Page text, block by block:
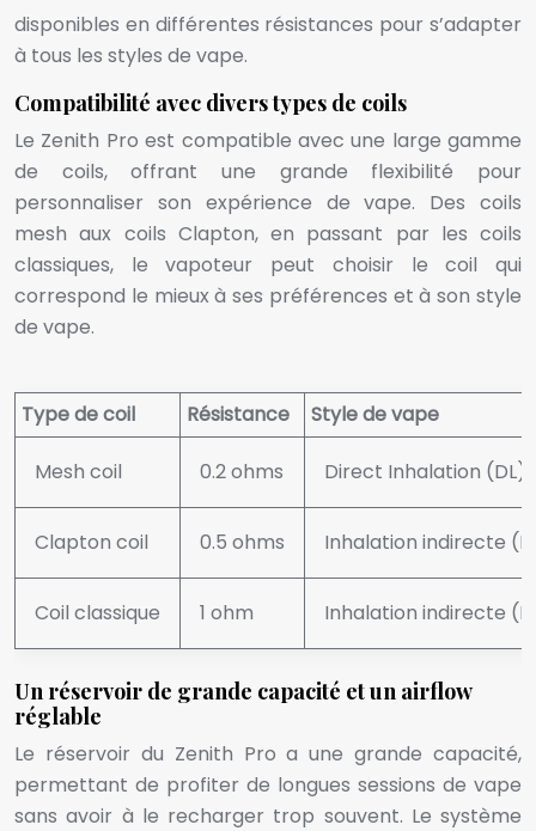
disponibles en différentes résistances pour s’adapter
à tous les styles de vape.
Compatibilité avec divers types de coils
Le Zenith Pro est compatible avec une large gamme
de coils, offrant une grande flexibilité pour
personnaliser son expérience de vape. Des coils
mesh aux coils Clapton, en passant par les coils
classiques, le vapoteur peut choisir le coil qui
correspond le mieux à ses préférences et à son style
de vape.
Type de coil Résistance Style de vape
Mesh coil 0.2 ohms Direct Inhalation (DL)
Clapton coil 0.5 ohms Inhalation indirecte
Coil classique 1 ohm Inhalation indirecte
Un réservoir de grande capacité et un airflow
réglable
Le réservoir du Zenith Pro a une grande capacité,
permettant de profiter de longues sessions de vape
sans avoir à le recharger trop souvent. Le système